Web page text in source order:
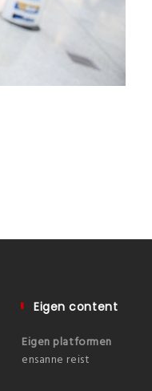
Eigen content
Eigen platformen
ensanne reist